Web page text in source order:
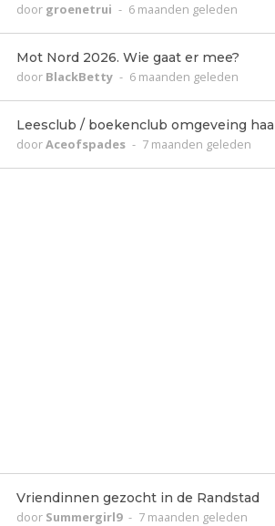
door groenetrui - 6 maanden geleden
Mot Nord 2026. Wie gaat er mee?
door BlackBetty - 6 maanden geleden
Leesclub / boekenclub omgeveing
doorAceofspades - 7 maanden geleden
Vriendinnen gezocht in de Randstad
door Summergirl9 - 7 maanden geleden